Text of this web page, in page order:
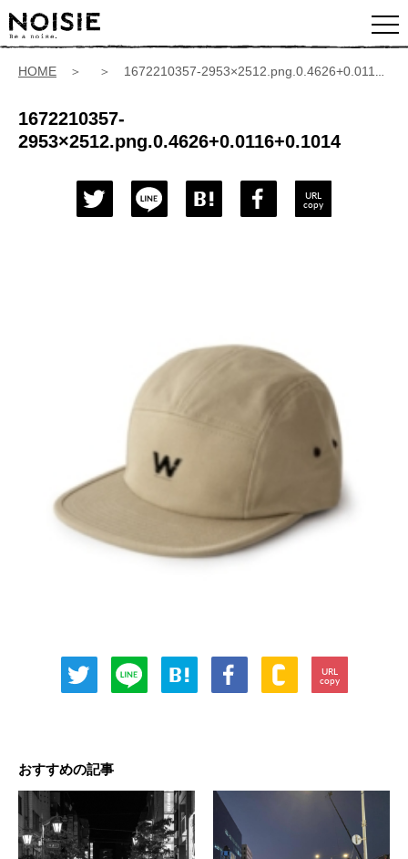
HOME ＞ ＞ 1672210357-2953×2512.png.0.4626+0.0116+0.1014
1672210357-
2953×2512.png.0.4626+0.0116+0.1014
URL
copy
URL
copy
おすすめの記事